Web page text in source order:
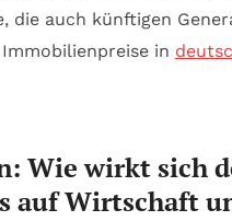
die auch künftigen
in
Wie wirkt sich
Wirtschaft